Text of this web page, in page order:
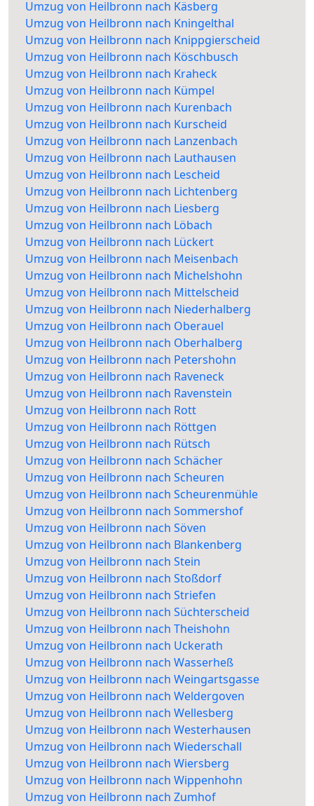
Umzug von Heilbronn nach Käsberg
Umzug von Heilbronn nach Kningelthal
Umzug von Heilbronn nach Knippgierscheid
Umzug von Heilbronn nach Köschbusch
Umzug von Heilbronn nach Kraheck
Umzug von Heilbronn nach Kümpel
Umzug von Heilbronn nach Kurenbach
Umzug von Heilbronn nach Kurscheid
Umzug von Heilbronn nach Lanzenbach
Umzug von Heilbronn nach Lauthausen
Umzug von Heilbronn nach Lescheid
Umzug von Heilbronn nach Lichtenberg
Umzug von Heilbronn nach Liesberg
Umzug von Heilbronn nach Löbach
Umzug von Heilbronn nach Lückert
Umzug von Heilbronn nach Meisenbach
Umzug von Heilbronn nach Michelshohn
Umzug von Heilbronn nach Mittelscheid
Umzug von Heilbronn nach Niederhalberg
Umzug von Heilbronn nach Oberauel
Umzug von Heilbronn nach Oberhalberg
Umzug von Heilbronn nach Petershohn
Umzug von Heilbronn nach Raveneck
Umzug von Heilbronn nach Ravenstein
Umzug von Heilbronn nach Rott
Umzug von Heilbronn nach Röttgen
Umzug von Heilbronn nach Rütsch
Umzug von Heilbronn nach Schächer
Umzug von Heilbronn nach Scheuren
Umzug von Heilbronn nach Scheurenmühle
Umzug von Heilbronn nach Sommershof
Umzug von Heilbronn nach Söven
Umzug von Heilbronn nach Blankenberg
Umzug von Heilbronn nach Stein
Umzug von Heilbronn nach Stoßdorf
Umzug von Heilbronn nach Striefen
Umzug von Heilbronn nach Süchterscheid
Umzug von Heilbronn nach Theishohn
Umzug von Heilbronn nach Uckerath
Umzug von Heilbronn nach Wasserheß
Umzug von Heilbronn nach Weingartsgasse
Umzug von Heilbronn nach Weldergoven
Umzug von Heilbronn nach Wellesberg
Umzug von Heilbronn nach Westerhausen
Umzug von Heilbronn nach Wiederschall
Umzug von Heilbronn nach Wiersberg
Umzug von Heilbronn nach Wippenhohn
Umzug von Heilbronn nach Zumhof